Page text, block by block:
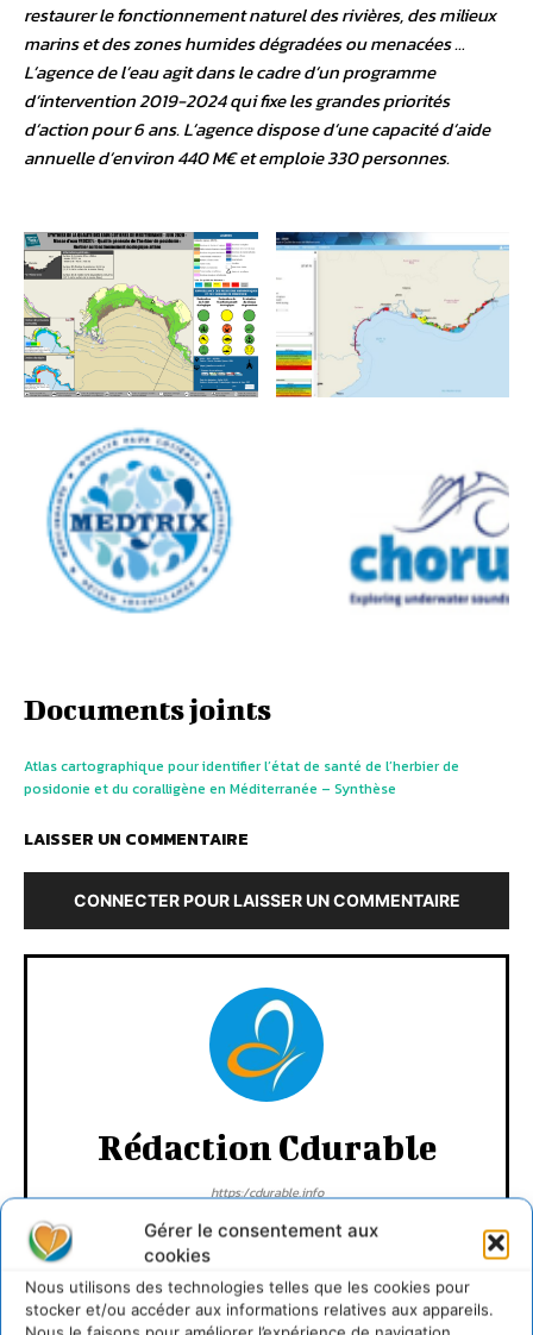
Gérer le consentement aux
cookies
Nous utilisons des technologies telles que les cookies pour
stocker et/ou accéder aux informations relatives aux appareils.
restaurer le fonctionnement naturel des rivières, des milieux
marins et des zones humides dégradées ou menacées …
L’agence de l’eau agit dans le cadre d’un programme
d’intervention 2019-2024 qui fixe les grandes priorités
d’action pour 6 ans. L’agence dispose d’une capacité d’aide
annuelle d’environ 440 M€ et emploie 330 personnes.
Documents joints
Atlas cartographique pour identifier l’état de santé de l’herbier de
posidonie et du coralligène en Méditerranée – Synthèse
LAISSER UN COMMENTAIRE
CONNECTER POUR LAISSER UN COMMENTAIRE
Rédaction Cdurable
https:/cdurable.info